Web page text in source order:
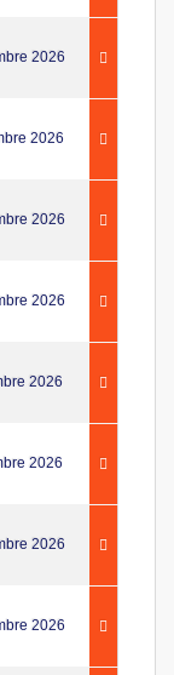
2026
2026
2026
2026
2026
2026
2026
2026